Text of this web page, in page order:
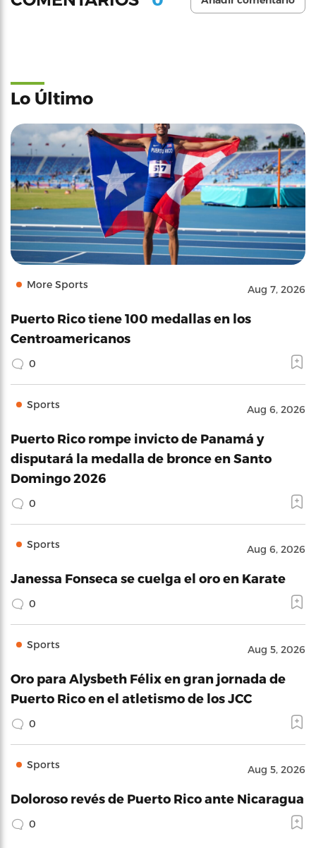
Lo Último
More Sports Aug 7, 2026
Puerto Rico tiene 100 medallas en los
Centroamericanos
0
Sports Aug 6, 2026
Puerto Rico rompe invicto de Panamá y
disputará la medalla de bronce en Santo
Domingo 2026
0
Sports Aug 6, 2026
Janessa Fonseca se cuelga el oro en Karate
0
Sports Aug 5, 2026
Oro para Alysbeth Félix en gran jornada de
Puerto Rico en el atletismo de los JCC
0
Sports Aug 5, 2026
Doloroso revés de Puerto Rico ante Nicaragua
0